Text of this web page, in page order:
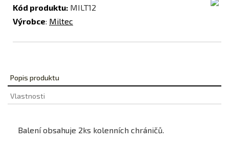
Kód produktu: MILT12
Výrobce: Miltec
Popis produktu
Vlastnosti
Balení obsahuje 2ks kolenních chráničů.